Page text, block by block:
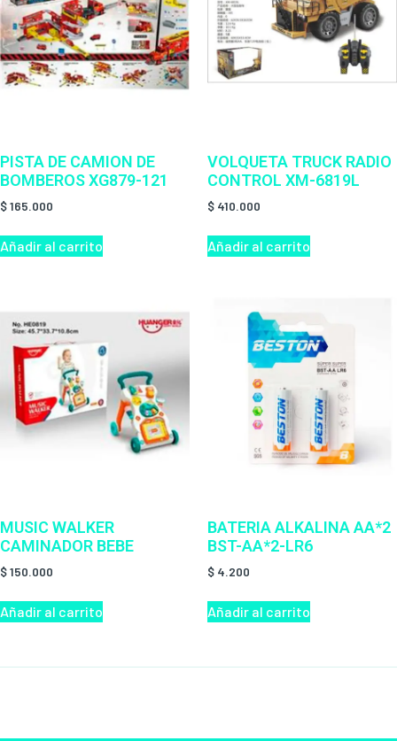
PISTA DE CAMION DE
BOMBEROS XG879-121
$165.000
Añadir al carrito
VOLQUETA TRUCK RADIO
CONTROL XM-6819L
$ 410.000
Añadir al carrito
MUSIC WALKER
CAMINADOR BEBE
$150.000
Añadir al carrito
BATERIA ALKALINA AA*2
BST-AA*2-LR6
$ 4.200
Añadir al carrito